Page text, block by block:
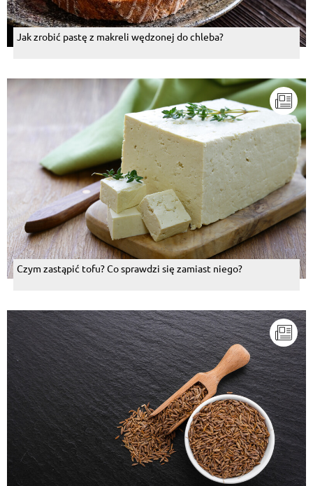
Jak zrobić pastę z makreli wędzonej do chleba?
Czym zastąpić tofu? Co sprawdzi się zamiast niego?